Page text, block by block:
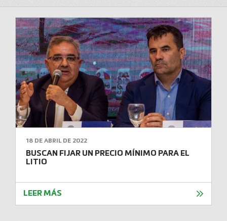
18 DE ABRIL DE 2022
BUSCAN FIJAR UN PRECIO MÍNIMO PARA EL
LITIO
LEER MÁS